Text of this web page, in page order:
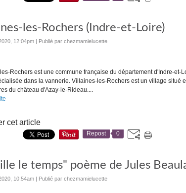
les-Rochers (Indre-et-Loire)
12:04pm | Publié par chezmamielucette
Rochers est une commune française du département d'Indre-et-
dans la vannerie. Villaines-les-Rochers est un village situé
du château d'Azay-le-Rideau....
cet article
Repost 0
le temps" poème de Jules
10:54am | Publié par chezmamielucette